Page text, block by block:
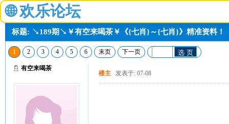
🌐 欢乐论坛
标题: ↘189期↘￥有空来喝茶￥《{七肖}～{七肖}》精准资料！
1 2 3 4 5 6 末页 下一页 选 页
有空来喝茶
楼主 发表于: 07-08